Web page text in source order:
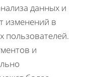
данных и
изменений в
пользователей.
и